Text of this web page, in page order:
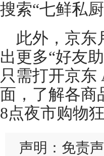
搜索“七鲜私
此外，京东
出更多“好友
只需打开京东
面，了解各商
8点夜市购物狂
声明：免责